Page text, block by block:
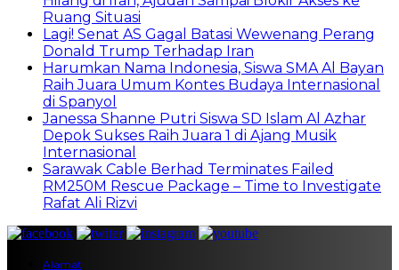
Ruang Situasi
Lagi! Senat AS Gagal Batasi Wewenang Perang
Donald Trump Terhadap Iran
Harumkan Nama Indonesia, Siswa SMA Al Bayan
Raih Juara Umum Kontes Budaya Internasional
di Spanyol
Janessa Shanne Putri Siswa SD Islam Al Azhar
Depok Sukses Raih Juara 1 di Ajang Musik
Internasional
Sarawak Cable Berhad Terminates Failed
RM250M Rescue Package – Time to Investigate
Rafat Ali Rizvi
Alamat